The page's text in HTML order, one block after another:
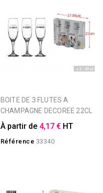
BOITE DE 3 FLUTES A
CHAMPAGNE DECOREE 22CL
À partir de 4,17 € HT
Référence 33340